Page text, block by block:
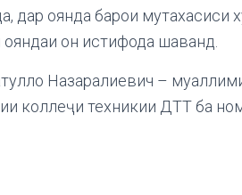
дар оянда барои мутахасиси
он истифода шаванд.
Назаралиевич –
коллеҷи техникии ДТТ ба